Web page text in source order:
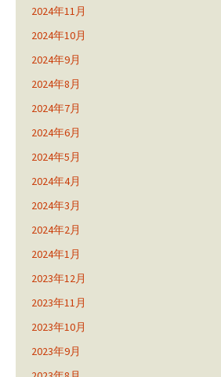
2024年11月
2024年10月
2024年9月
2024年8月
2024年7月
2024年6月
2024年5月
2024年4月
2024年3月
2024年2月
2024年1月
2023年12月
2023年11月
2023年10月
2023年9月